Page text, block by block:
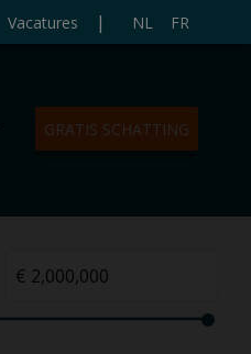
Vacatures | NL FR
GRATIS SCHATTING